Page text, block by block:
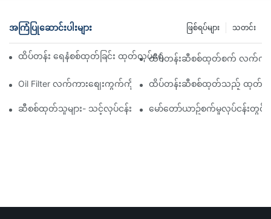
အကြံပြုဆောင်းပါးများ သတင်း
ဖြစ်ရပ်များ
ထိပ်တန်း ရေနံစစ်ထုတ်ခြင်း ထုတ်လုပ်ရေးကုမ္ပဏီများ- ပြည့်စုံသော ခ
ထိပ်တန်းဆီစစ်ထုတ်စက် လက်ကား
Oil Filter လက်ကားစျေးကွက်ကို လမ်းညွှန်ခြင်း- အကြံဉာဏ်များနှင့်
ထိပ်တန်းဆီစစ်ထုတ်သည့် ထုတ်လုပ်သူမ
ဆီစစ်ထုတ်သူများ- သင့်လုပ်ငန်းအတွက် အရည်အသွေးပြည့်မီသော ထုတ်ကု
မော်တော်ယာဥ်စက်မှုလုပ်ငန်းတွင်